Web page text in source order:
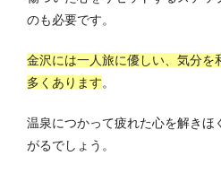
のも必要です。
金沢には一人旅に優しい、気分を
多くあります。
温泉につかって疲れた心を解きほ
がるでしょう。